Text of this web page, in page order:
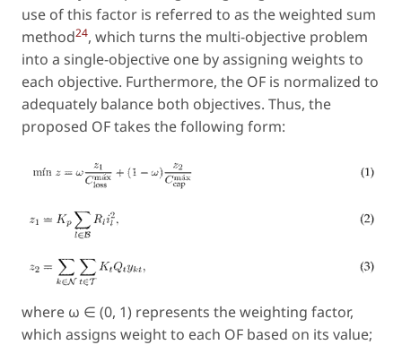
use of this factor is referred to as theweighted sum
method24, which turns the multi-objective problem
into a single-objective one by assigning weights to
each objective. Furthermore, the OF is normalized to
adequately balance both objectives. Thus, the
proposed OF takes the following form:
where ω ∈ (0, 1) represents the weighting factor,
which assigns weight to each OF based on its value;